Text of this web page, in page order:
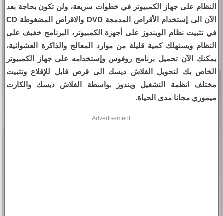
النظام على جهاز الكمبيوتر في خطوات سريعة، ولن تكون بحاجة بعد
الآن الى إستخدام الأقراص المدمجة DVD والاقراص المضغوطة CD
في تثبيت نظام الويندوز على أجهزة الكمبيوتر، البرنامج خفيف على
النظام ويستهلك كمية قليلة من موارد المعالج والذاكرة العشوائية،
يمكنك الآن تحميل برنامج روفوس وإستخدامه على جهاز الكمبيوتر
الخاص بك لتحويل الفلاش ديسك الى قرص قابل للإقلاع وتثبيت
مختلف انظمة التشغيل ويندوز بواسطة الفلاش ديسك والكارت
ميموري مجانا مدى الحياة.
Advertisement